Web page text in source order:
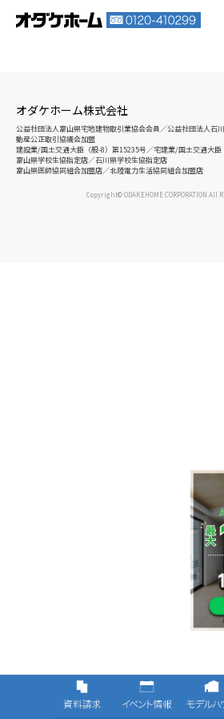
オダケホーム株式会社
公益社団法人富山県宅地建物取引業協会会員／公益社団法人石
動産公正取引協議会加盟
建設業/国土交通大臣（般-8）第15235号／宅建業/国土交通大臣
富山県学校生協指定店／石川県学校生協指定店
富山県医師協同組合加盟店／北陸電力生活協同組合加盟店
Copyright© ODAKEHOME CORPORATION All